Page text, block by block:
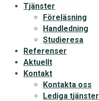
Tjänster
Föreläsning
Handledning
Studieresa
Referenser
Aktuellt
Kontakt
Kontakta oss
Lediga tjänster